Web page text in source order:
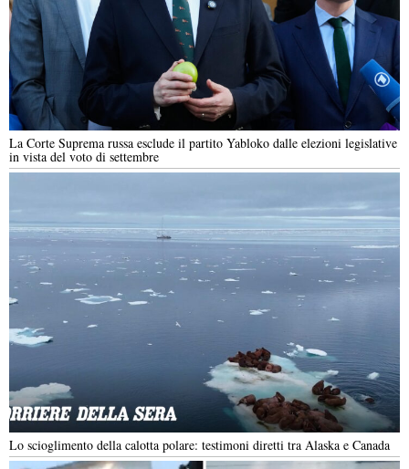
La Corte Suprema russa esclude il partito Yabloko dalle elezioni legislative
in vista del voto di settembre
Lo scioglimento della calotta polare: testimoni diretti tra Alaska e Canada